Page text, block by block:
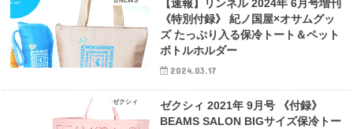
【速報】リンネル 2024年 6月号増刊
《特別付録》 紀ノ国屋×オサムグッ
ズ たっぷり入る保冷トート＆ペット
ボトルホルダー
2024.03.17
ゼクシィ
ゼクシィ 2021年 9月号 《付録》
BEAMS SALON BIGサイズ保冷トー